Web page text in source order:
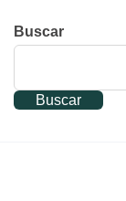
Buscar
Buscar